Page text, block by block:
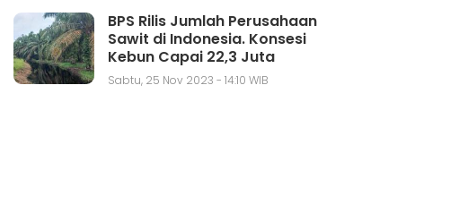
BPS Rilis Jumlah Perusahaan
Sawit di Indonesia. Konsesi
Kebun Capai 22,3 Juta
Hektar
Sabtu, 25 Nov 2023 - 14:10 WIB